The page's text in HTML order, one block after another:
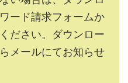
ード請求フォームか
ださい。ダウンロー
メールにてお知らせ